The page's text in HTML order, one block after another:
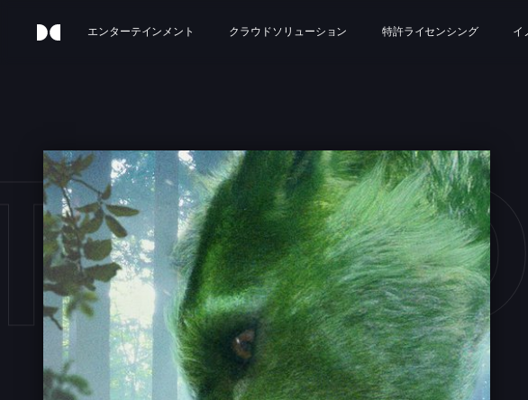
エンターテインメント クラウドソリューション 特許ライセンシング イ